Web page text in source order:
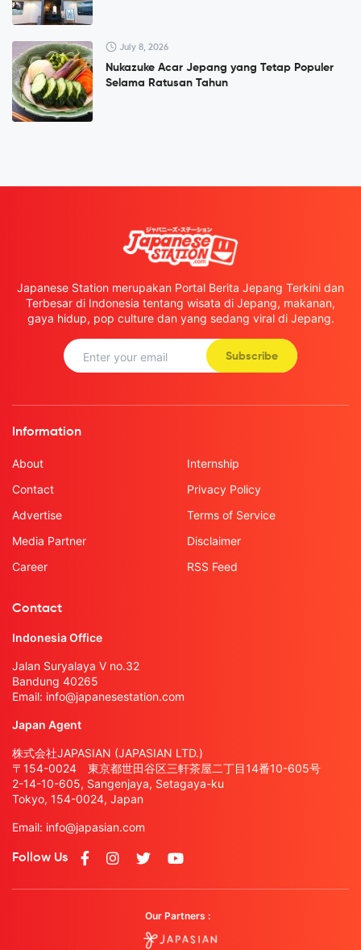
July 8, 2026
Nukazuke Acar Jepang yang Tetap Populer
Selama Ratusan Tahun
Japanese Station merupakan Portal Berita Jepang Terkini dan
Terbesar di Indonesia tentang wisata di Jepang, makanan,
gaya hidup, pop culture dan yang sedang viral di Jepang.
Subscribe
Information
About
Contact
Advertise
Media Partner
Career
Internship
Privacy Policy
Terms of Service
Disclaimer
RSS Feed
Contact
Indonesia Office
Jalan Suryalaya V no.32
Bandung 40265
Email: info@japanesestation.com
Japan Agent
株式会社JAPASIAN (JAPASIAN LTD.)
〒154-0024 東京都世田谷区三軒茶屋二丁目14番10-605号
2-14-10-605, Sangenjaya, Setagaya-ku
Tokyo, 154-0024, Japan
Email: info@japasian.com
Follow Us
Our Partners :